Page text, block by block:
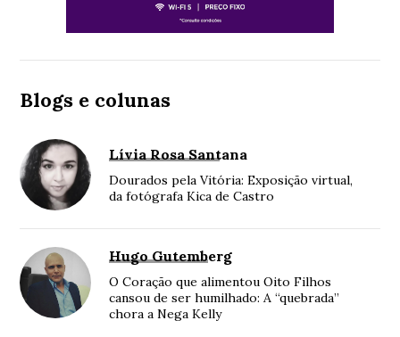
Blogs e colunas
Lívia Rosa Santana
Dourados pela Vitória: Exposição virtual,
da fotógrafa Kica de Castro
Hugo Gutemberg
O Coração que alimentou Oito Filhos
cansou de ser humilhado: A “quebrada”
chora a Nega Kelly